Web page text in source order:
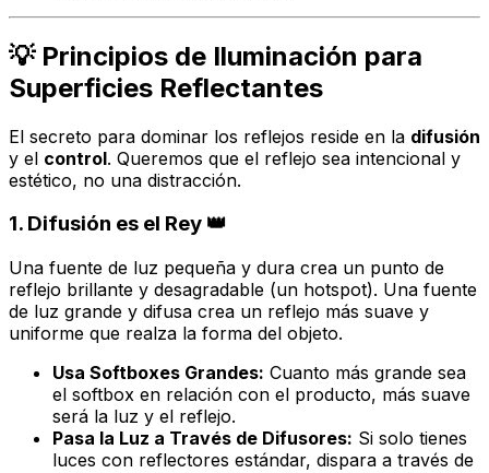
💡 Principios de Iluminación para
Superficies Reflectantes
El secreto para dominar los reflejos reside en la difusión
y el control. Queremos que el reflejo sea intencional y
estético, no una distracción.
1. Difusión es el Rey 👑
Una fuente de luz pequeña y dura crea un punto de
reflejo brillante y desagradable (un hotspot). Una fuente
de luz grande y difusa crea un reflejo más suave y
uniforme que realza la forma del objeto.
Usa Softboxes Grandes: Cuanto más grande sea
el softbox en relación con el producto, más suave
será la luz y el reflejo.
Pasa la Luz a Través de Difusores: Si solo tienes
luces con reflectores estándar, dispara a través de